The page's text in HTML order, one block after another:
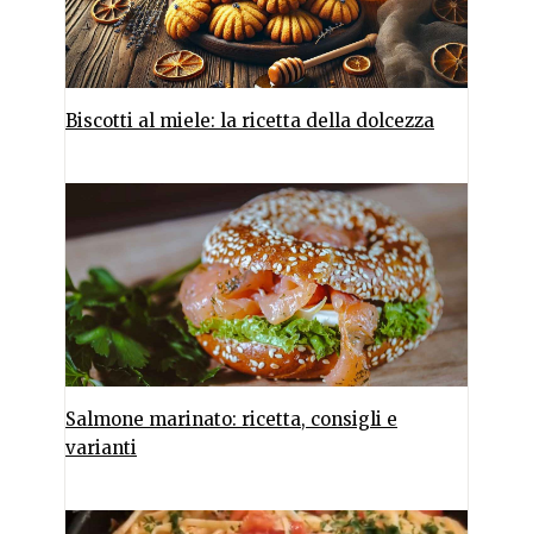
Biscotti al miele: la ricetta della dolcezza
Salmone marinato: ricetta, consigli e
varianti